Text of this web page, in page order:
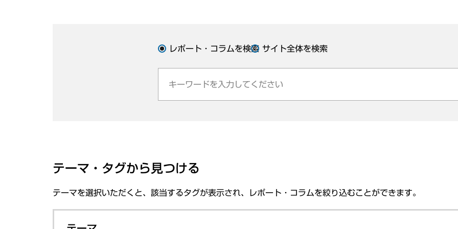
レポート・コラムを検索 サイト全体を検索
テーマ・タグから見つける
テーマを選択いただくと、該当するタグが表示され、レポート・コラムを絞り込むことができます。